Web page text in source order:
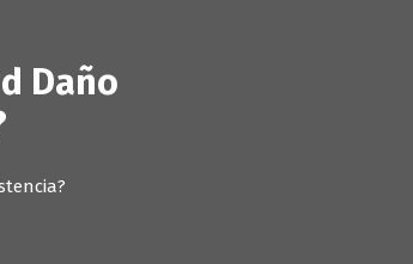
Daño